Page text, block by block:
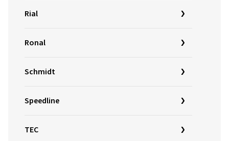
Rial
Ronal
Schmidt
Speedline
TEC